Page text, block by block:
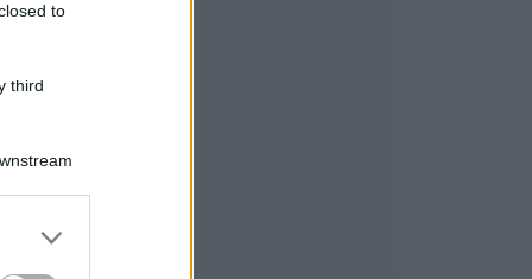
to
third